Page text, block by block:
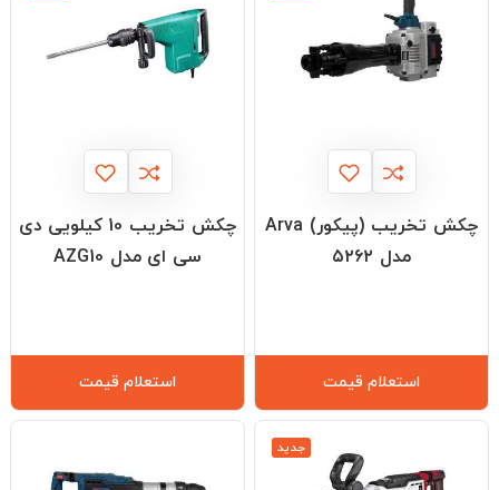
چکش تخریب (پیکور) Arva
مدل ۵۲۶۲
استعلام قیمت
چکش تخریب 10 کیلویی دی
سی ای مدل AZG10
استعلام قیمت
جدید